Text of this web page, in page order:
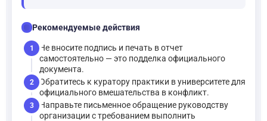
checklistРекомендуемые действия
1
Не вносите подпись и печать в отчет
самостоятельно — это подделка официального
документа.
2
Обратитесь к куратору практики в университете для
официального вмешательства в конфликт.
3
Направьте письменное обращение руководству
организации с требованием выполнить